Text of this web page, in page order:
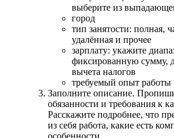
выберите из
город
тип занятости: полная,
удалённая и прочее
зарплату: укажите
фиксированную сумму,
вычета налогов
требуемый опыт работы
Заполните описание.
обязанности и требования к
Расскажите подробнее, что
из себя работа, какие есть
особенности.